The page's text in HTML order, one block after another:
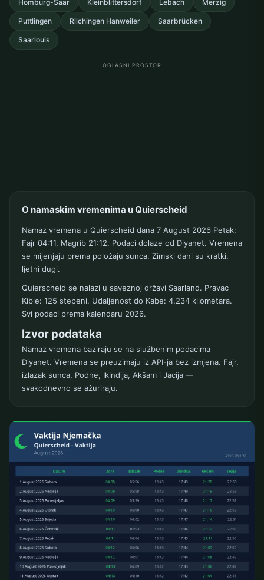
Homburg-Saar Kleinblittersdorf Lebach Merzig
Puttlingen Rilchingen Hanweiler Saarbrücken
Saarlouis
OGLASNI PROSTOR
O namaskim vremenima u Quierscheid
Namaz vremena u Quierscheid dana 7 August 2026 Petak:
Fajr 04:11, Magrib 21:12. Podaci dolaze od Diyanet. Vremena
se mijenjaju prema položaju sunca. Zimski dani su kratki,
ljetni dugi.
Quierscheid se nalazi u saveznoj državi Saarland. Pravac
Kible: 125 stepeni. Udaljenost do Kabe: 4.234 kilometara.
Svi podaci prema kalendaru 2026.
Izvor podataka
Namaz vremena baziraju se na službenim podacima
Diyanet. Vremena se preuzimaju iz API-ja bez izmjena. Fajr,
izlazak sunca, Podne, Ikindija, Akšam i Jacija —
svakodnevno se ažuriraju.